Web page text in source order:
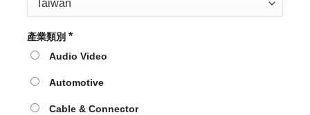
產業類別*
Audio Video
Automotive
Cable & Connector